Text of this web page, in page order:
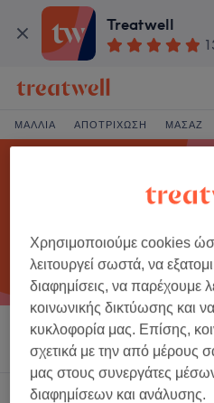
Treatwell
ΜΑΛΛΙΆ ΑΠΟΤΡΊΧΩΣΗ ΜΑΣΆΖ
Ταξινόμηση κατά Σαλόνια
Ένα κατάστημα που προσφέρει:nail art
Χρησιμοποιούμε cookies
λειτουργεί σωστά, να
διαφημίσεις, να παρέχουμε
κοινωνικής δικτύωσης και
κυκλοφορία μας. Επίσης,
σχετικά με την από μέρους
μας στους συνεργάτες
διαφημίσεων και ανάλυσης.